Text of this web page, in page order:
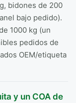
bidones de 200
bajo pedido).
1000 kg (un
pedidos de
OEM/etiqueta
y un COA de